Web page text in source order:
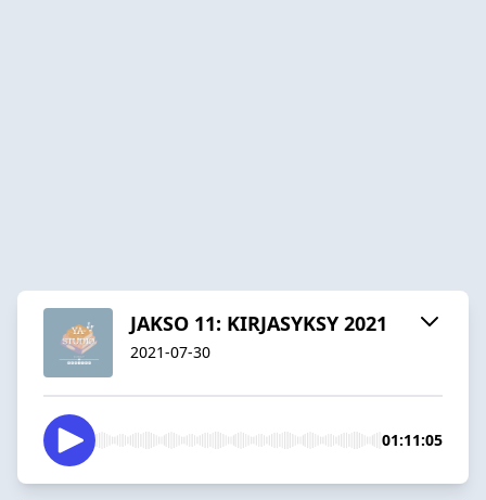
JAKSO 11: KIRJASYKSY 2021
2021-07-30
01:11:05